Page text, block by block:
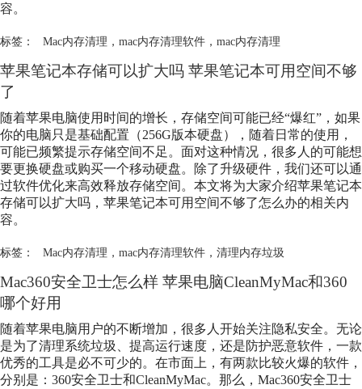
容。
标签： Mac内存清理 ， mac内存清理软件， mac内存清理
苹果笔记本存储可以扩大吗 苹果笔记本可用空间不够
了
随着苹果电脑使用时间的增长，存储空间可能已经“爆红”，如果
你的电脑只是基础配置（256G版本硬盘），随着日常的使用，
可能已频繁提示存储空间不足。面对这种情况，很多人的可能想
要更换硬盘或购买一个移动硬盘。除了升级硬件，我们还可以通
过软件优化来高效释放存储空间。本文将为大家介绍苹果笔记本
存储可以扩大吗，苹果笔记本可用空间不够了怎么办的相关内
容。
标签： Mac内存清理 ， mac内存清理软件， 清理内存垃圾
Mac360安全卫士怎么样 苹果电脑CleanMyMac和360
哪个好用
随着苹果电脑用户的不断增加，很多人开始关注隐私安全。无论
是为了清理系统垃圾、提高运行速度，还是防护恶意软件，一款
优秀的工具是必不可少的。在市面上，有两款比较火爆的软件，
分别是：360安全卫士和CleanMyMac。那么，Mac360安全卫士